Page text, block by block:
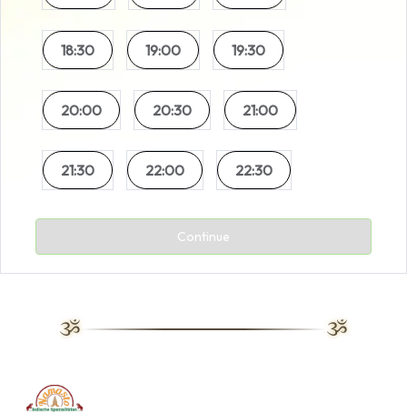
18:30 19:00 19:30
20:00 20:30 21:00
21:30 22:00 22:30
Continue